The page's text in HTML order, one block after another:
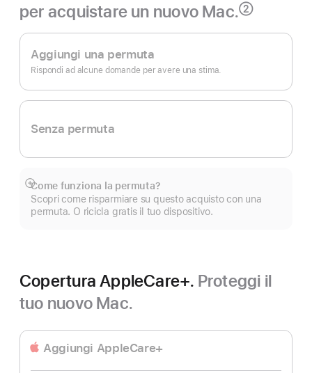
per acquistare un nuovo Mac.
Nota
②
Apple Trade In.
Aggiungi una permuta
Rispondi ad alcune domande per avere una stima.
Senza permuta
Come funziona la permuta?
Scopri come risparmiare su questo acquisto con una
permuta. O ricicla gratis il tuo dispositivo.
Mostra
di
più
Copertura AppleCare+. Proteggi il
tuo nuovo Mac.
Aggiungi AppleCare+